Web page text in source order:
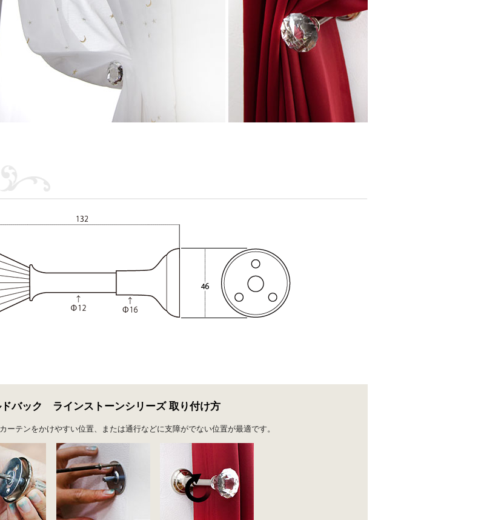
バック ラインストーンシリーズ 取り付け方
ーテンをかけやすい位置、または通行などに支障がでない位置が最適です。